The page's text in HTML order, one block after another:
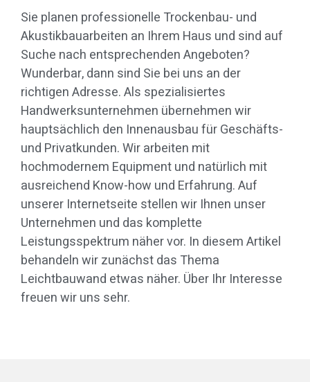
Sie planen professionelle Trockenbau- und
Akustikbauarbeiten an Ihrem Haus und sind auf
Suche nach entsprechenden Angeboten?
Wunderbar, dann sind Sie bei uns an der
richtigen Adresse. Als spezialisiertes
Handwerksunternehmen übernehmen wir
hauptsächlich den Innenausbau für Geschäfts-
und Privatkunden. Wir arbeiten mit
hochmodernem Equipment und natürlich mit
ausreichend Know-how und Erfahrung. Auf
unserer Internetseite stellen wir Ihnen unser
Unternehmen und das komplette
Leistungsspektrum näher vor. In diesem Artikel
behandeln wir zunächst das Thema
Leichtbauwand etwas näher. Über Ihr Interesse
freuen wir uns sehr.